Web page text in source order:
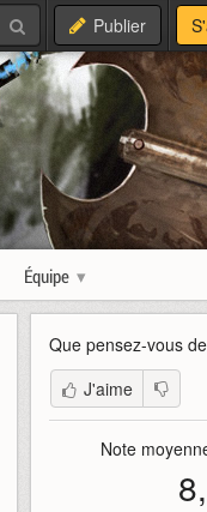
Publier
Équipe
Que pensez-vous de
J'aime
Note